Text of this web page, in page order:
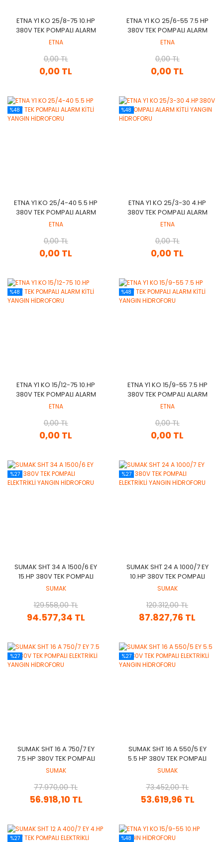
ETNA Y1 KO 25/8-75 10.HP
380V TEK POMPALI ALARM
KİTLİ YANGIN HİDROFORU
ETNA
0,00 TL
0,00 TL
ETNA Y1 KO 25/6-55 7.5 HP
380V TEK POMPALI ALARM
KİTLİ YANGIN HİDROFORU
ETNA
0,00 TL
0,00 TL
%48
ETNA Y1 KO 25/4-40 5.5 HP
380V TEK POMPALI ALARM
KİTLİ YANGIN HİDROFORU
ETNA
0,00 TL
0,00 TL
%48
ETNA Y1 KO 25/3-30 4.HP
380V TEK POMPALI ALARM
KİTLİ YANGIN HİDROFORU
ETNA
0,00 TL
0,00 TL
%48
ETNA Y1 KO 15/12-75 10.HP
380V TEK POMPALI ALARM
KİTLİ YANGIN HİDROFORU
ETNA
0,00 TL
0,00 TL
%48
ETNA Y1 KO 15/9-55 7.5 HP
380V TEK POMPALI ALARM
KİTLİ YANGIN HİDROFORU
ETNA
0,00 TL
0,00 TL
%27
SUMAK SHT 34 A 1500/6 EY
15.HP 380V TEK POMPALI
ELEKTRİKLİ YANGIN
SUMAK
94.577,34 TL
129.558,00 TL
%27
SUMAK SHT 24 A 1000/7 EY
10.HP 380V TEK POMPALI
ELEKTRİKLİ YANGIN
SUMAK
87.827,76 TL
120.312,00 TL
%27
SUMAK SHT 16 A 750/7 EY
7.5 HP 380V TEK POMPALI
ELEKTRİKLİ YANGIN
SUMAK
56.918,10 TL
77.970,00 TL
%27
SUMAK SHT 16 A 550/5 EY
5.5 HP 380V TEK POMPALI
ELEKTRİKLİ YANGIN
SUMAK
53.619,96 TL
73.452,00 TL
%27 %48